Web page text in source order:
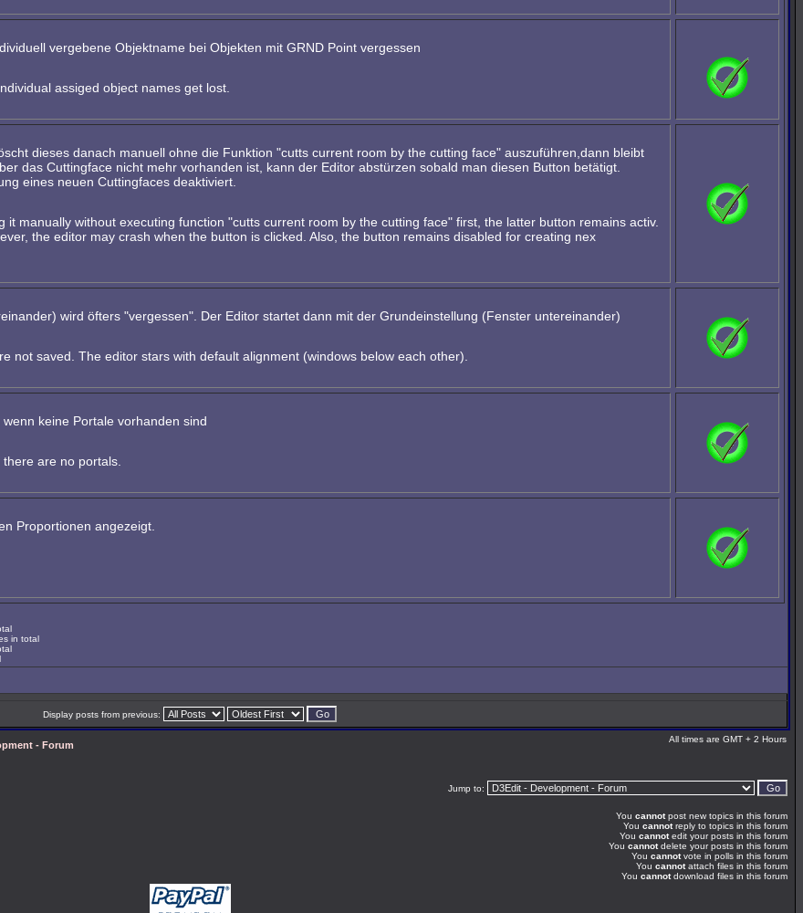
vergebene Objektname bei Objekten mit GRND Point vergessen
assiged object names get lost.
dieses danach manuell ohne die Funktion "cutts current room by the cutting face" auszuführen,dann bleibt
das Cuttingface nicht mehr vorhanden ist, kann der Editor abstürzen sobald man diesen Button betätigt.
eines neuen Cuttingfaces deaktiviert.
manually without executing function "cutts current room by the cutting face" first, the latter button remains activ.
the editor may crash when the button is clicked. Also, the button remains disabled for creating nex
wird öfters "vergessen". Der Editor startet dann mit der Grundeinstellung (Fenster untereinander)
not saved. The editor stars with default alignment (windows below each other).
keine Portale vorhanden sind
are no portals.
Proportionen angezeigt.
in total
Display posts from previous:
- Forum
All times are GMT + 2 Hours
Jump to:
You cannotpost new topics in this forum
You cannotreply to topics in this forum
You cannotedit your posts in this forum
You cannotdelete your posts in this forum
You cannotvote in polls in this forum
You cannotattach files in this forum
You cannotdownload files in this forum